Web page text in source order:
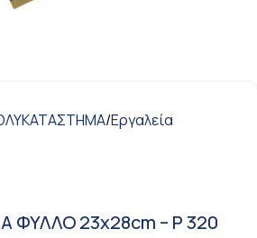
/Εργαλεία
ΦΥΛΛΟ 23x28cm – P 320